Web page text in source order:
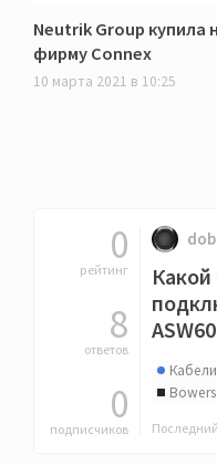
Neutrik Group купила
фирму Connex
10 марта 2021 в 10:25
0
рейтинг
8
ответов
0
подписчиков
Кабели